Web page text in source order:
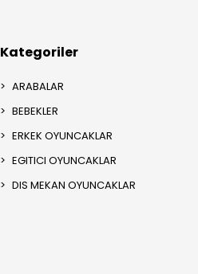
Kategoriler
ARABALAR
BEBEKLER
ERKEK OYUNCAKLAR
EGITICI OYUNCAKLAR
DIS MEKAN OYUNCAKLAR